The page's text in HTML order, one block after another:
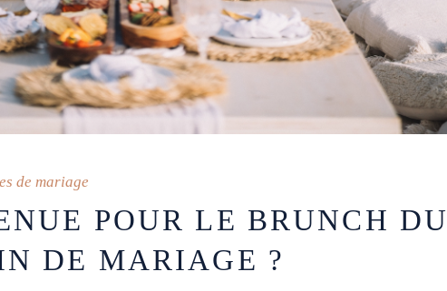
de mariage
POUR LE BRUNCH DU
DE MARIAGE ?